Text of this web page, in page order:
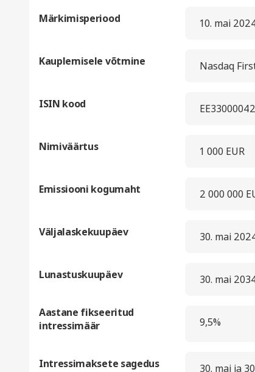
Märkimisperiood 10. mai
Kauplemisele võtmine Nasdaq
ISIN kood
Nimiväärtus 1 000 EUR
Emissiooni kogumaht 2 000 000
Väljalaskekuupäev 30. mai
Lunastuskuupäev 30. mai
Aastane fikseeritud
intressimäär
9,5%
Intressimaksete sagedus 30. mai ja